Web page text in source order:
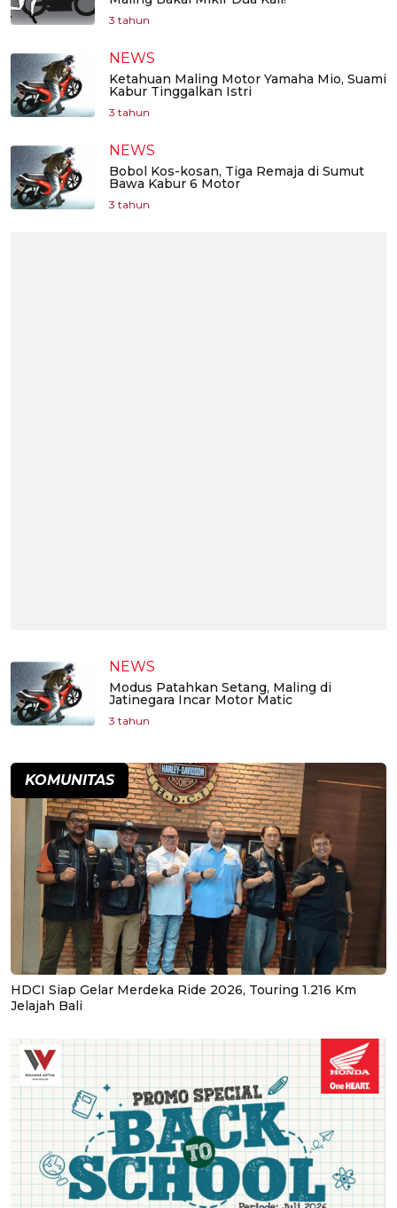
3 tahun
NEWS
Ketahuan Maling Motor Yamaha Mio, Suami
Kabur Tinggalkan Istri
3 tahun
NEWS
Bobol Kos-kosan, Tiga Remaja di Sumut
Bawa Kabur 6 Motor
3 tahun
NEWS
Modus Patahkan Setang, Maling di
Jatinegara Incar Motor Matic
3 tahun
KOMUNITAS
HDCI Siap Gelar Merdeka Ride 2026, Touring 1.216 Km
Jelajah Bali